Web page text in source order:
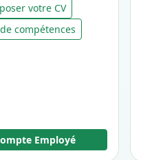
votre CV
compétences
Employé